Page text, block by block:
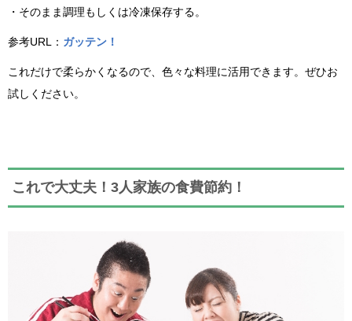
・そのまま調理もしくは冷凍保存する。
参考URL： ガッテン！
これだけで柔らかくなるので、色々な料理に活用できます。ぜひお
試しください。
これで大丈夫！3人家族の食費節約！